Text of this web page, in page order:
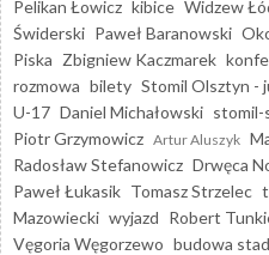
Pelikan Łowicz kibice Widzew
Świderski Paweł Baranowski
Piska Zbigniew Kaczmarek
rozmowa bilety Stomil Olsztyn -
U-17 Daniel Michałowski stomil-
Piotr Grzymowicz Artur Aluszyk
Radosław Stefanowicz Drwęca
Paweł Łukasik Tomasz Strzelec
Mazowiecki wyjazd Robert
Vęgoria Węgorzewo budowa